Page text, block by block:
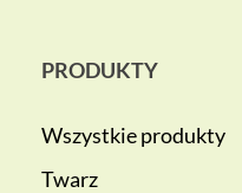
PRODUKTY
Wszystkie produkty
Twarz